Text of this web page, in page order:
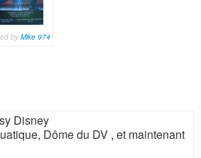
by Mike 974
Disney
Dôme du DV , et maintenant